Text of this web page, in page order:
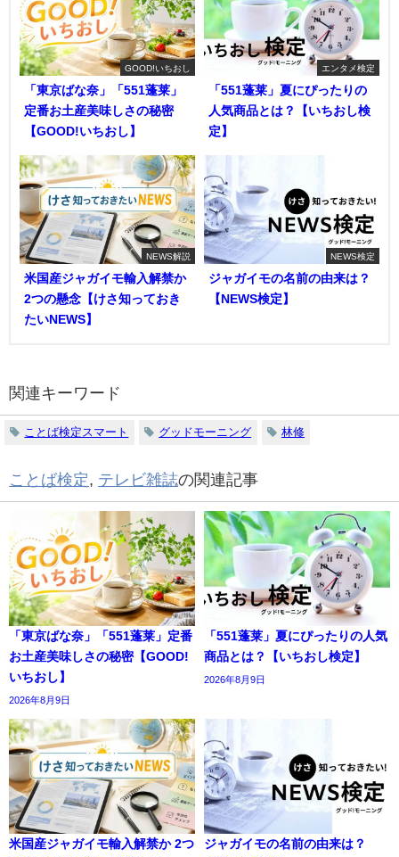
GOOD!いちおし
「東京ばな奈」「551蓬莱」
定番お土産美味しさの秘密
【GOOD!いちおし】
エンタメ検定
「551蓬莱」夏にぴったりの
人気商品とは？【いちおし検
定】
NEWS解説
米国産ジャガイモ輸入解禁か
2つの懸念【けさ知っておき
たいNEWS】
NEWS検定
ジャガイモの名前の由来は？
【NEWS検定】
関連キーワード
ことば検定スマート グッドモーニング 林修
ことば検定, テレビ雑誌の関連記事
「東京ばな奈」「551蓬莱」定番
お土産美味しさの秘密【GOOD!
いちおし】
2026年8月9日
「551蓬莱」夏にぴったりの人気
商品とは？【いちおし検定】
2026年8月9日
米国産ジャガイモ輸入解禁か 2つ
ジャガイモの名前の由来は？